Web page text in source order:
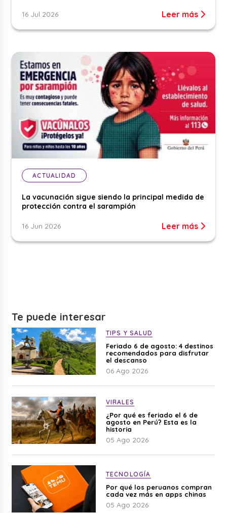
16 Jul 2026 Leer más
ACTUALIDAD
La vacunación sigue siendo la principal medida de
protección contra el sarampión
16 Jun 2026 Leer más
Te puede interesar
TIPS Y SALUD
Feriado 6 de agosto: 4 destinos
recomendados para disfrutar
el descanso
06 Ago 2026
VIRALES
¿Por qué es feriado el 6 de
agosto en Perú? Esta es la
historia
05 Ago 2026
TECNOLOGÍA
Por qué los peruanos compran
cada vez más en apps chinas
05 Ago 2026